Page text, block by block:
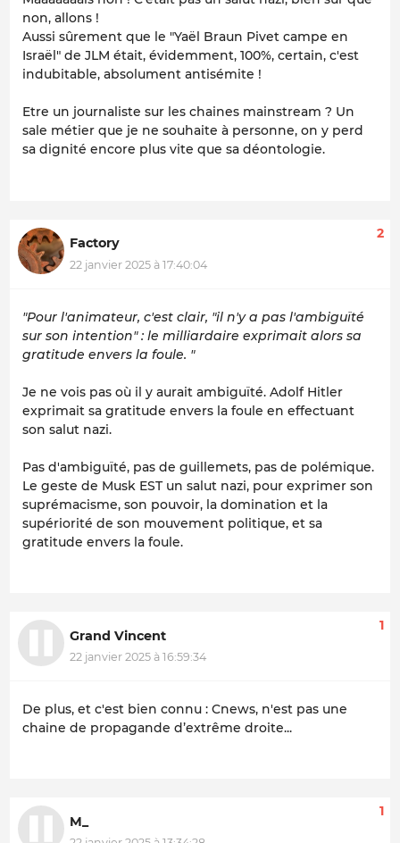
non, allons !
Aussi sûrement que le "Yaël Braun Pivet campe en
Israël" de JLM était, évidemment, 100%, certain, c'est
indubitable, absolument antisémite !
Etre un journaliste sur les chaines mainstream ? Un
sale métier que je ne souhaite à personne, on y perd
sa dignité encore plus vite que sa déontologie.
Factory
22 janvier 2025 à 17:40:04
2
"Pour l'animateur, c'est clair, "il n'y a pas l'ambiguïté
sur son intention" : le milliardaire exprimait alors sa
gratitude envers la foule. "
Je ne vois pas où il y aurait ambiguïté. Adolf Hitler
exprimait sa gratitude envers la foule en effectuant
son salut nazi.
Pas d'ambiguïté, pas de guillemets, pas de polémique.
Le geste de Musk EST un salut nazi, pour exprimer son
suprémacisme, son pouvoir, la domination et la
supériorité de son mouvement politique, et sa
gratitude envers la foule.
Grand Vincent
22 janvier 2025 à 16:59:34
1
De plus, et c'est bien connu : Cnews, n'est pas une
chaine de propagande d’extrême droite...
M_
1